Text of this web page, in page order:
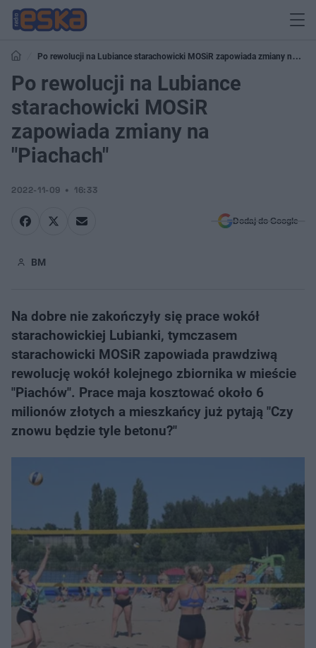
Po rewolucji na Lubiance starachowicki MOSiR zapowiada zmiany na
"Piachach"
Po rewolucji na Lubiance
starachowicki MOSiR
zapowiada zmiany na
"Piachach"
2022-11-09 16:33
Dodaj do Google
BM
Na dobre nie zakończyły się prace wokół
starachowickiej Lubianki, tymczasem
starachowicki MOSiR zapowiada prawdziwą
rewolucję wokół kolejnego zbiornika w mieście
"Piachów". Prace maja kosztować około 6
milionów złotych a mieszkańcy już pytają "Czy
znowu będzie tyle betonu?"